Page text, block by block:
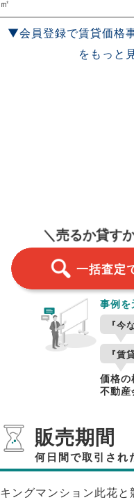
㎡
▼会員登録で賃貸価格
をもっと
＼売るか貸す
一括査定
事例を
『今
『賃
価格の
不動産
販売期間
何日間で取引され
キングマンション此花